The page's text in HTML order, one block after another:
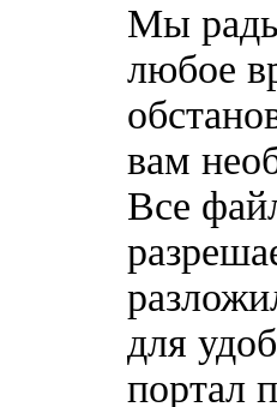
Мы
любое
вам
Все
для
портал